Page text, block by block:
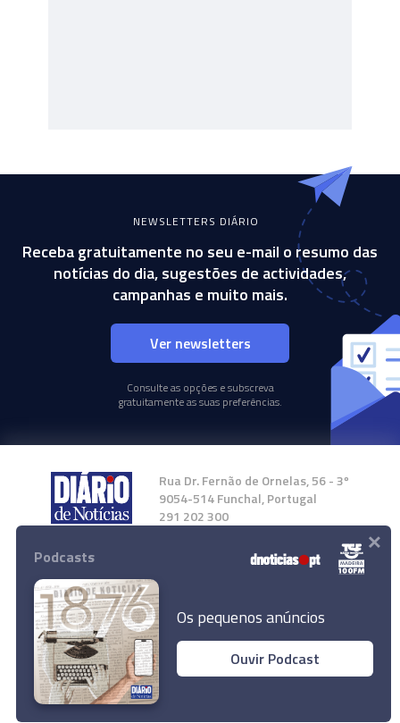
NEWSLETTERS DIÁRIO
Receba gratuitamente no seu e-mail o resumo das
notícias do dia, sugestões de actividades,
campanhas e muito mais.
Ver newsletters
Consulte as opções e subscreva
gratuitamente as suas preferências.
Rua Dr. Fernão de Ornelas, 56 - 3º
9054-514 Funchal, Portugal
291 202 300
Instale a nossa App
© 2024 Empresa Diário de Notícias, Lda.
Todos os direitos reservados.
Podcasts
Os pequenos anúncios
Ouvir Podcast
×